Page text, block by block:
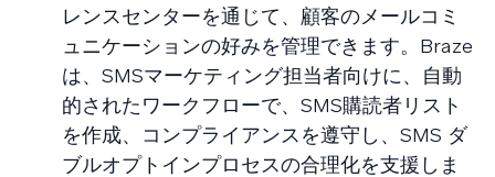
レンスセンターを通じて、顧客のメールコミ
ュニケーションの好みを管理できます。Braze
は、SMSマーケティング担当者向けに、自動
的されたワークフローで、SMS購読者リスト
を作成、コンプライアンスを遵守し、SMS ダ
ブルオプトインプロセスの合理化を支援しま